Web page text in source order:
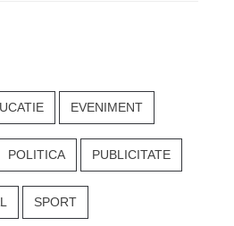
EVENIMENT
POLITICA PUBLICITATE
SPORT